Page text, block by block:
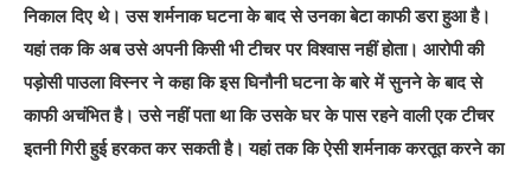
निकाल दिए थे। उस शर्मनाक घटना के बाद से उनका बेटा काफी डरा हुआ है।
यहां तक कि अब उसे अपनी किसी भी टीचर पर विश्वास नहीं होता। आरोपी की
पड़ोसी पाउला विस्नर ने कहा कि इस घिनौनी घटना के बारे में सुनने के बाद से
काफी अचंभित है। उसे नहीं पता था कि उसके घर के पास रहने वाली एक टीचर
इतनी गिरी हुई हरकत कर सकती है। यहां तक कि ऐसी शर्मनाक करतूत करने का